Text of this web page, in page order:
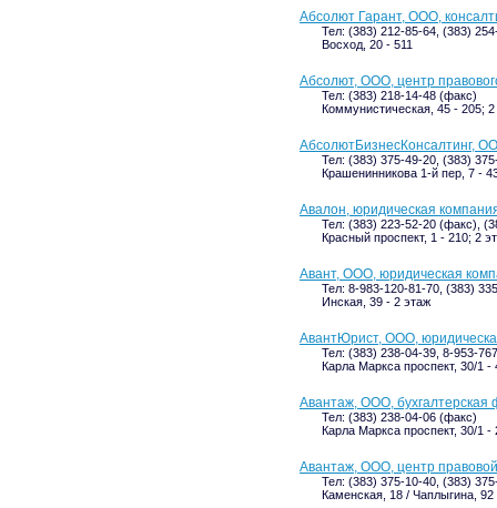
Абсолют Гарант, ООО,
Тел: (383) 212-85-64, (383)
Восход, 20 - 511
Абсолют, ООО, центр
Тел: (383) 218-14-48 (факс)
Коммунистическая, 45 - 205; 2
АбсолютБизнесКонсалтинг,
Тел: (383) 375-49-20, (383)
Крашенинникова 1-й пер, 7 -
Авалон, юридическая
Тел: (383) 223-52-20 (факс),
Красный проспект, 1 - 210; 2
Авант, ООО, юридическая
Тел: 8-983-120-81-70, (383)
Инская, 39 - 2 этаж
АвантЮрист, ООО,
Тел: (383) 238-04-39, 8-953-
Карла Маркса проспект, 30/1 -
Авантаж, ООО, бухгалтерская
Тел: (383) 238-04-06 (факс)
Карла Маркса проспект, 30/1 -
Авантаж, ООО, центр
Тел: (383) 375-10-40, (383)
Каменская, 18 / Чаплыгина, 92